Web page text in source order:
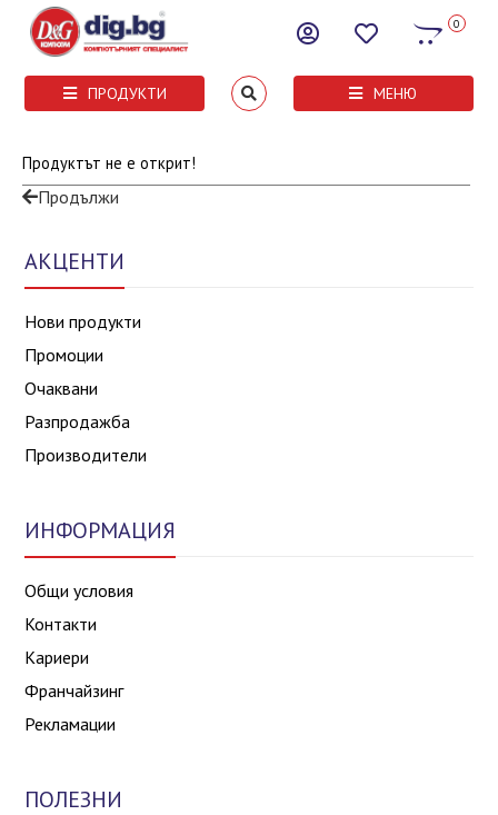
0
ПРОДУКТИ МЕНЮ
Продуктът не е открит!
Продължи
АКЦЕНТИ
Нови продукти
Промоции
Очаквани
Разпродажба
Производители
ИНФОРМАЦИЯ
Общи условия
Контакти
Кариери
Франчайзинг
Рекламации
ПОЛЕЗНИ